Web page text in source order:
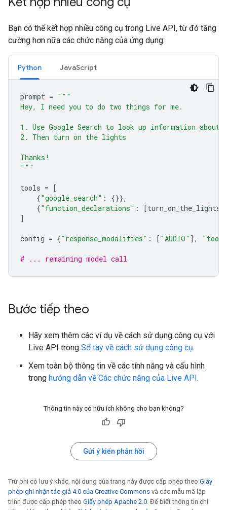
Bạn có thể kết hợp nhiều công cụ trong Live API, từ đó tăng
cường hơn nữa các chức năng của ứng dụng:
Python JavaScript
prompt = """
Hey, I need you to do two things for me.
1. Use Google Search to look up information
2. Then turn on the lights
Thanks!
"""
tools = [
{"google_search" :
{}},
{"function_declarations" : [turn_on_the_lights
]
config = {"response_modalities" : [ "AUDIO" ],
# ... remaining model call
Bước tiếp theo
Hãy xem thêm các ví dụ về cách sử dụng công cụ với
Live API trong Sổ tay về cách sử dụng công cụ.
Xem toàn bộ thông tin về các tính năng và cấu hình
trong hướng dẫn về Các chức năng của Live API.
Thông tin này có hữu ích không cho bạn không?
Gửi ý kiến phản hồi
Trừ phi có lưu ý khác, nội dung của trang này được cấp phép theo Giấy
phép ghi nhận tác giả 4.0 của Creative Commons và các mẫu mã lập
trình được cấp phép theo Giấy phép Apache 2.0 . Để biết thông tin chi